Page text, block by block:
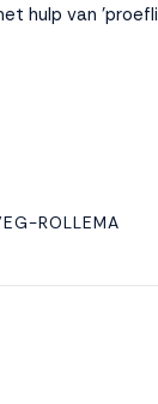
hulp van
ROLLEMA